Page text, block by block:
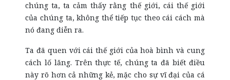
chúng ta, ta cảm thấy rằng thế giới, cái thế giới
của chúng ta, không thể tiếp tục theo cái cách mà
nó đang diễn ra.
Ta đã quen với cái thế giới của hoà bình và cung
cách lố lăng. Trên thực tế, chúng ta đã biết điều
này rõ hơn cả những kẻ, mặc cho sự vĩ đại của cá